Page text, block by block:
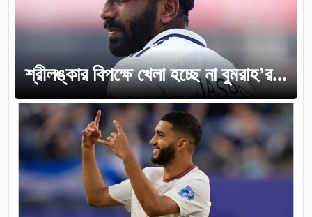
শ্রীলঙ্কার বিপক্ষে খেলা হচ্ছে না বুমরাহ’র...